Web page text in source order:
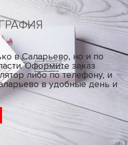
в Саларьево, но и по
Оформите заказ
либо по телефону, и
в удобные день и